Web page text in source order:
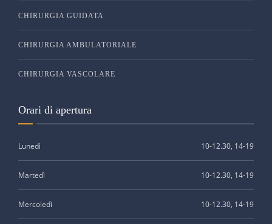
CHIRURGIA GUIDATA
CHIRURGIA AMBULATORIALE
CHIRURGIA VASCOLARE
Orari di apertura
Lunedì 10-12.30, 14-19
Martedì 10-12.30, 14-19
Mercoledì 10-12.30, 14-19